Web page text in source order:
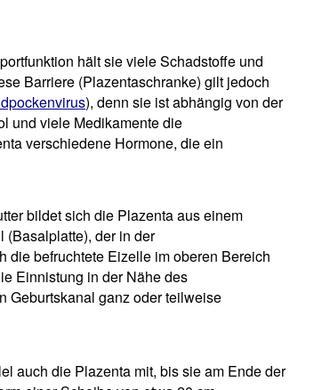
hält sie viele Schadstoffe und
Barriere (Plazentaschranke) gilt jedoch
), denn sie ist abhängig von der
und viele Medikamente die
verschiedene Hormone, die ein
bildet sich die Plazenta aus einem
(Basalplatte), der in der
die befruchtete Eizelle im oberen Bereich
Einnistung in der Nähe des
Geburtskanal ganz oder teilweise
auch die Plazenta mit, bis sie am Ende der